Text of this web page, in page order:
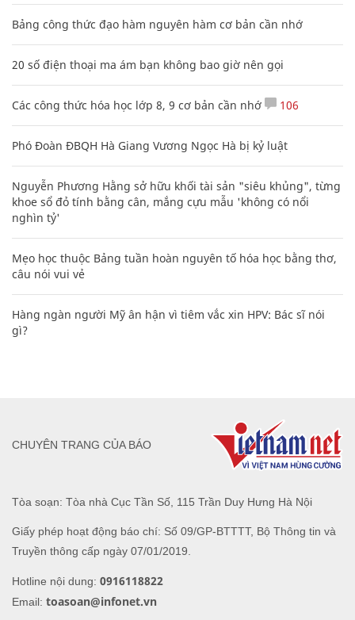
Bảng công thức đạo hàm nguyên hàm cơ bản cần nhớ
20 số điện thoại ma ám bạn không bao giờ nên gọi
Các công thức hóa học lớp 8, 9 cơ bản cần nhớ 106
Phó Đoàn ĐBQH Hà Giang Vương Ngọc Hà bị kỷ luật
Nguyễn Phương Hằng sở hữu khối tài sản "siêu khủng", từng
khoe sổ đỏ tính bằng cân, mắng cựu mẫu 'không có nổi
nghìn tỷ'
Mẹo học thuộc Bảng tuần hoàn nguyên tố hóa học bằng thơ,
câu nói vui vẻ
Hàng ngàn người Mỹ ân hận vì tiêm vắc xin HPV: Bác sĩ nói
gì?
Tòa soạn: Tòa nhà Cục Tần Số, 115 Trần Duy Hưng Hà Nội
Giấy phép hoạt động báo chí: Số 09/GP-BTTTT, Bộ Thông tin và
Truyền thông cấp ngày 07/01/2019.
Hotline nội dung: 0916118822
Email: toasoan@infonet.vn
CHUYÊN TRANG CỦA BÁO